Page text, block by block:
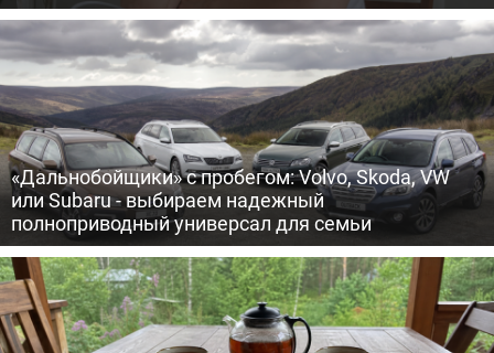
«Дальнобойщики» с пробегом: Volvo, Skoda, VW
или Subaru - выбираем надежный
полноприводный универсал для семьи